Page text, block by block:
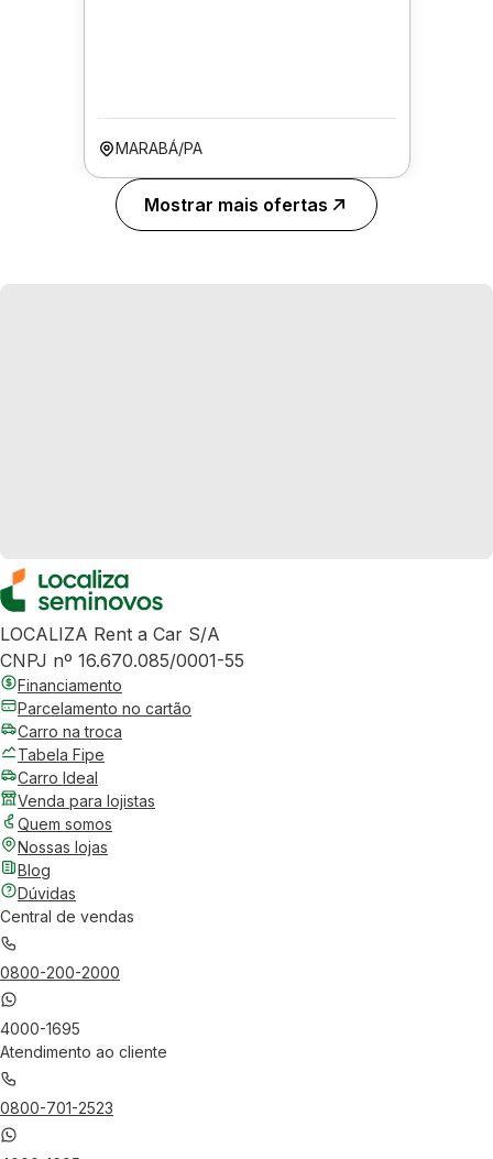
MARABÁ/PA
Mostrar mais ofertas
LOCALIZA Rent a Car S/A
CNPJ nº 16.670.085/0001-55
Financiamento
Parcelamento no cartão
Carro na troca
Tabela Fipe
Carro Ideal
Venda para lojistas
Quem somos
Nossas lojas
Blog
Dúvidas
Central de vendas
0800-200-2000
4000-1695
Atendimento ao cliente
0800-701-2523